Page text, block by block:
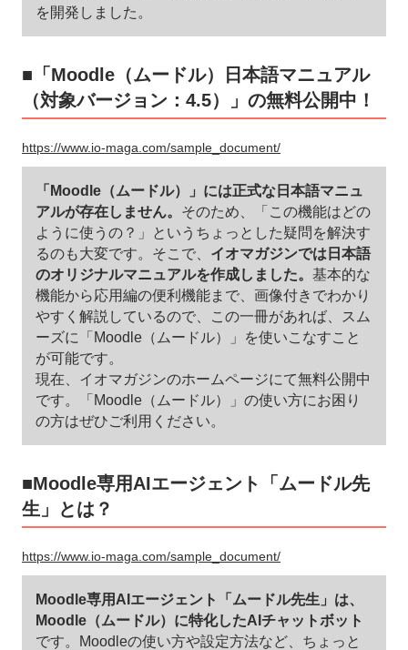
を開発しました。
■「Moodle（ムードル）日本語マニュアル
（対象バージョン：4.5）」の無料公開中！
https://www.io-maga.com/sample_document/
「Moodle（ムードル）」には正式な日本語マニュ
アルが存在しません。 そのため、「この機能はどの
ように使うの？」というちょっとした疑問を解決す
るのも大変です。そこで、 イオマガジンでは日本語
のオリジナルマニュアルを作成しました。 基本的な
機能から応用編の便利機能まで、画像付きでわかり
やすく解説しているので、この一冊があれば、スム
ーズに「Moodle（ムードル）」を使いこなすこと
が可能です。
現在、イオマガジンのホームページにて無料公開中
です。「Moodle（ムードル）」の使い方にお困り
の方はぜひご利用ください。
■Moodle専用AIエージェント「ムードル先
生」とは？
https://www.io-maga.com/sample_document/
Moodle専用AIエージェント「ムードル先生」は、
Moodle（ムードル）に特化したAIチャットボット
です。Moodleの使い方や設定方法など、ちょっと